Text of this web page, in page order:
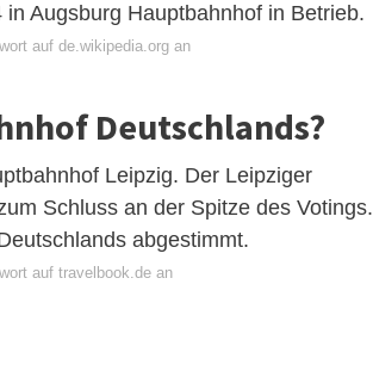
Augsburg Hauptbahnhof in Betrieb.
auf de.wikipedia.org an
Deutschlands?
Leipzig. Der Leipziger
Schluss an der Spitze des Votings.
abgestimmt.
auf travelbook.de an